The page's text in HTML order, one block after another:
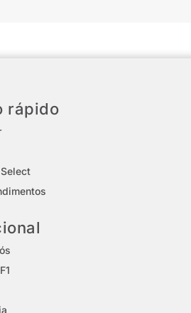
rápido